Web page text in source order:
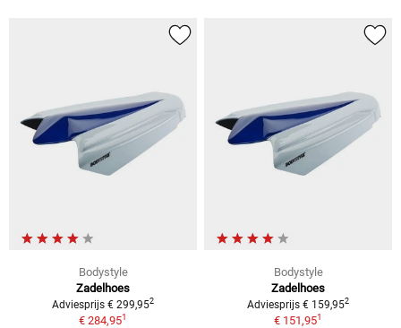
Bodystyle
Zadelhoes
Adviesprijs € 299,952
€ 284,951
Bodystyle
Zadelhoes
Adviesprijs € 159,952
€ 151,951